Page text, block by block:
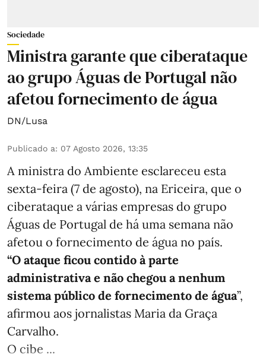
Sociedade
Ministra garante que ciberataque
ao grupo Águas de Portugal não
afetou fornecimento de água
DN/Lusa
Publicado a: 07 Agosto 2026, 13:35
A ministra do Ambiente esclareceu esta
sexta-feira (7 de agosto), na Ericeira, que o
ciberataque a várias empresas do grupo
Águas de Portugal de há uma semana não
afetou o fornecimento de água no país.
“O ataque ficou contido à parte
administrativa e não chegou a nenhum
sistema público de fornecimento de água”,
afirmou aos jornalistas Maria da Graça
Carvalho.
O cibe ...